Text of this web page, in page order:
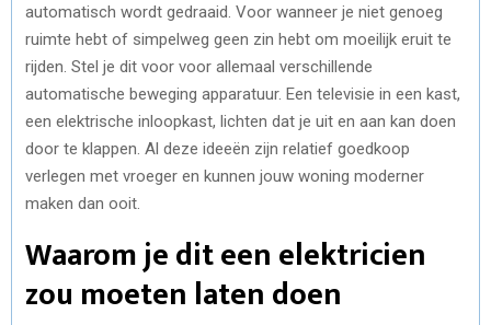
automatisch wordt gedraaid. Voor wanneer je niet genoeg
ruimte hebt of simpelweg geen zin hebt om moeilijk eruit te
rijden. Stel je dit voor voor allemaal verschillende
automatische beweging apparatuur. Een televisie in een kast,
een elektrische inloopkast, lichten dat je uit en aan kan doen
door te klappen. Al deze ideeën zijn relatief goedkoop
verlegen met vroeger en kunnen jouw woning moderner
maken dan ooit.
Waarom je dit een elektricien
zou moeten laten doen